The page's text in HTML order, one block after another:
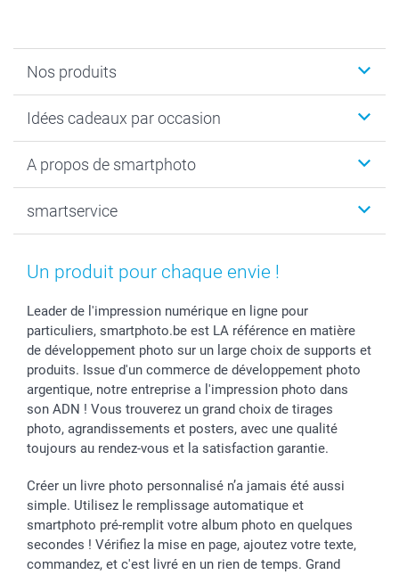
Nos produits
Cadeaux photo
Tirage photo & agrandissement
MyNameBook
Stickers & Etiquettes
Calendrier photos & Agendas photo
Dénicheur d'idées cadeau
Idées cadeaux par occasion
Anniversaire
Fin d'études
Naissance & baptême
Toussaint
Rentrée des classes
Communion
Saint-Valentin
Vacances
A propos de smartphoto
Durabilité
Conditions
Plaintes
Conditions générales
Vie privée
Gestion des cookies
Tarifs
Investisseurs
Droit de rétractation
smartservice
smartgarantie
smartfriends
Modes de paiement
Modes de livraison
Grandes Quantités
Statut de ma commande
Un produit pour chaque envie !
Leader de l'impression numérique en ligne pour
particuliers, smartphoto.be est LA référence en matière
de développement photo sur un large choix de supports et
produits. Issue d'un commerce de développement photo
argentique, notre entreprise a l'impression photo dans
son ADN ! Vous trouverez un grand choix de tirages
photo, agrandissements et posters, avec une qualité
toujours au rendez-vous et la satisfaction garantie.
Créer un livre photo personnalisé n’a jamais été aussi
simple. Utilisez le remplissage automatique et
smartphoto pré-remplit votre album photo en quelques
secondes ! Vérifiez la mise en page, ajoutez votre texte,
commandez, et c'est livré en un rien de temps. Grand